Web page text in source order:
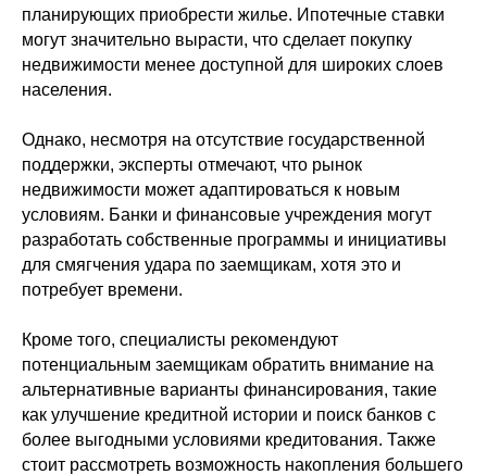
планирующих приобрести жилье. Ипотечные ставки
могут значительно вырасти, что сделает покупку
недвижимости менее доступной для широких слоев
населения.
Однако, несмотря на отсутствие государственной
поддержки, эксперты отмечают, что рынок
недвижимости может адаптироваться к новым
условиям. Банки и финансовые учреждения могут
разработать собственные программы и инициативы
для смягчения удара по заемщикам, хотя это и
потребует времени.
Кроме того, специалисты рекомендуют
потенциальным заемщикам обратить внимание на
альтернативные варианты финансирования, такие
как улучшение кредитной истории и поиск банков с
более выгодными условиями кредитования. Также
стоит рассмотреть возможность накопления большего